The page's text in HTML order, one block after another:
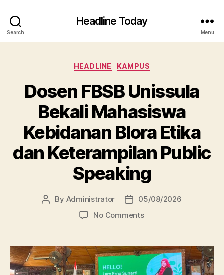
Search
Headline Today
Menu
Categories
HEADLINE KAMPUS
Dosen FBSB Unissula
Bekali Mahasiswa
Kebidanan Blora Etika
dan Keterampilan Public
Speaking
Post
By Administrator
Post05/08/2026
No Commentson
Unissula
Bekali
Mahasiswa